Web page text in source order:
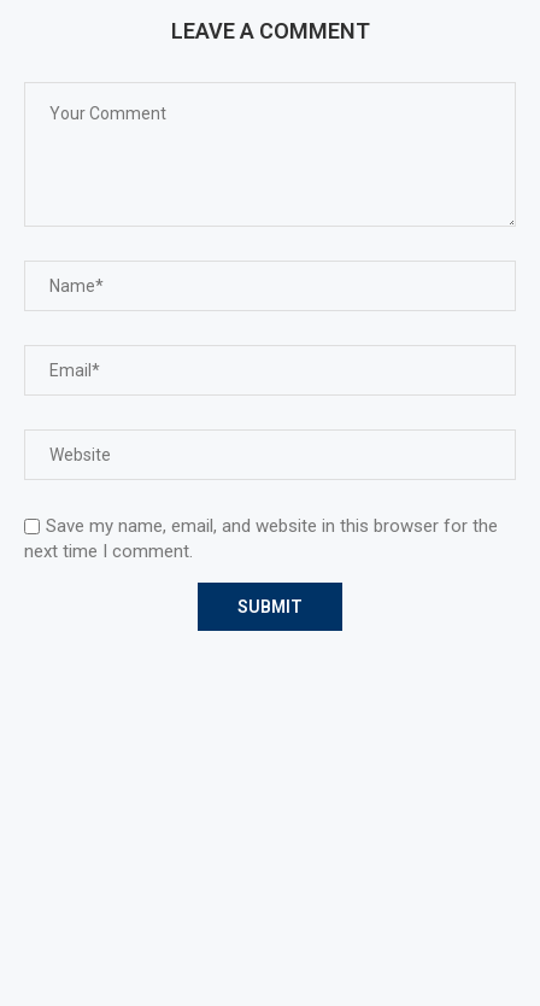
LEAVE A COMMENT
Save my name, email, and website in this browser for the
next time I comment.